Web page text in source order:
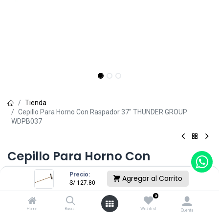
Precio:
S/ 127.80 Agregar al Carrito
Home Buscar
0
Wishlist Cuenta
Tienda
Cepillo Para Horno Con Raspador 37" THUNDER GROUP
WDPB037
Cepillo Para Horno Con
Raspador 37" THUNDER GROUP
WDPB037
(0 reseña)